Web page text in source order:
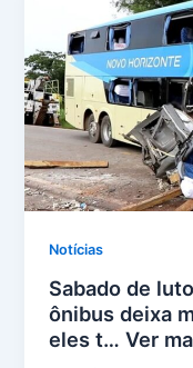
Notícias
Sabado de
ônibus deixa
eles t… Ver